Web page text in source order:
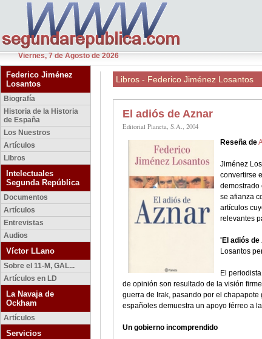
Viernes, 7 de Agosto de 2026
Federico Jiménez
Losantos
Biografía
Historia de la Historia
de España
Los Nuestros
Artículos
Libros
Intelectuales
Segunda República
Documentos
Artículos
Entrevistas
Audios
Víctor LLano
Sobre el 11-M, GAL...
Artículos en LD
La Navaja de
Ockham
Artículos
Servicios
Libros - Federico Jiménez Losantos
El adiós de Aznar
Editorial Planeta, S.A., 2004
Reseña de
Jiménez
convertirse
demostrado
se afianza
artículos
relevantes
'El adiós de
Losantos
El
de opinión son resultado de la visión
guerra de Irak, pasando por el
españoles demuestra un apoyo férreo a
Un gobierno incomprendido